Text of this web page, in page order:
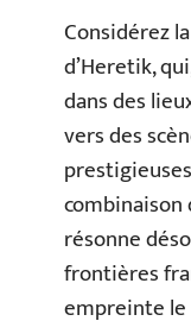
Considérez
d’Heretik,
dans des
vers des
combinaison
résonne
frontières
empreinte le